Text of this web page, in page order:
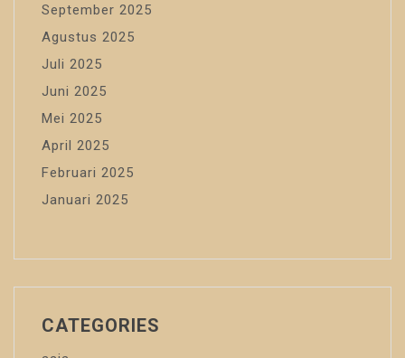
September 2025
Agustus 2025
Juli 2025
Juni 2025
Mei 2025
April 2025
Februari 2025
Januari 2025
CATEGORIES